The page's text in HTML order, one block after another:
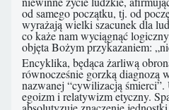
od samego początku, tj. od
wyrażają wielki szacunek dla
co każe nam wyciągnąć
objęta Bożym przykazaniem:
Encyklika, będąca żarliwą
równocześnie gorzką diagnozą
nazwanej “cywilizacją
egoizm i relatywizm etyczny.